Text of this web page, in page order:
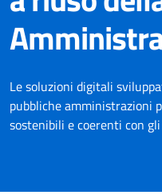
Le soluzioni digitali
pubbliche amministrazioni
sostenibili e coerenti con